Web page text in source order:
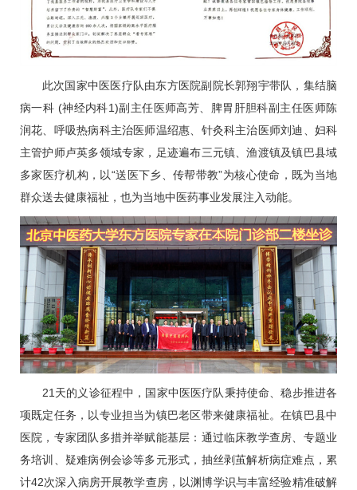
此次国家中医医疗队由东方医院副院长郭翔宇带队，集结脑
病一科 (神经内科1)副主任医师高芳 、脾胃肝胆科副主任医师陈
润花
呼吸热病科主治医师温绍惠、 针灸科主治医师刘迪
妇科
主管护师卢英多领域专家，足迹遍布三元镇、渔渡镇及镇巴县域
多家医疗机构，以“送医下乡、传帮带教”为核心使命，既为当地
群众送去健康福祉，也为当地中医药事业发展注入动能。
21天的义诊征程中，国家中医医疗队秉持使命、稳步推进各
项既定任务，以专业担当为镇巴老区带来健康福祉。在镇巴县中
医院，专家团队多措并举赋能基层：通过临床教学查房、专题业
务培训、疑难病例会诊等多元形式，抽丝剥茧解析病症难点，累
计42次深入病房开展教学查房，以渊博学识与丰富经验精准破解